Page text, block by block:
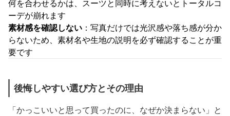
何を合わせるかは、スーツと同時に考えないとトータルコ
ーデが崩れます
素材感を確認しない ：写真だけでは光沢感や落ち感が分か
らないため、素材名や生地の説明を必ず確認することが重
要です
後悔しやすい選び方とその理由
「かっこいいと思って買ったのに、なぜか決まらない」と